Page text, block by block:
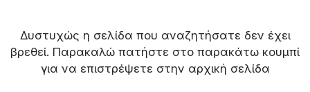
Δυστυχώς η σελίδα που αναζητήσατε δεν έχει
βρεθεί. Παρακαλώ πατήστε στο παρακάτω κουμπί
για να επιστρέψετε στην αρχική σελίδα